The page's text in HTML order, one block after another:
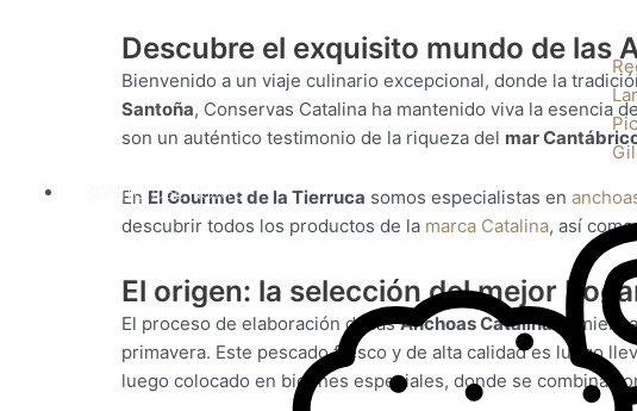
BONITO DEL NORTE
Descubre el exquisito mundo de las
Bienvenido a un viaje culinario excepcional, donde la
Santoña, Conservas Catalina ha mantenido viva la esencia
son un auténtico testimonio de la riqueza del mar
En El Gourmet de la Tierruca somos especialistas en
descubrir todos los productos de la marca Catalina, así
El origen: la selección del mejor
El proceso de elaboración de lasAnchoas Catalina
primavera. Este pescado fresco y de alta calidad es luego
luego colocado en bidones especiales, donde se combina